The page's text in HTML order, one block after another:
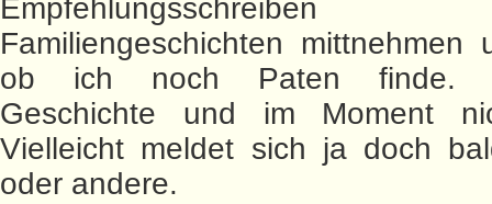
Familiengeschichten mittnehmen
ob ich noch Paten finde.
Geschichte und im Moment
Vielleicht meldet sich ja doch
oder andere.